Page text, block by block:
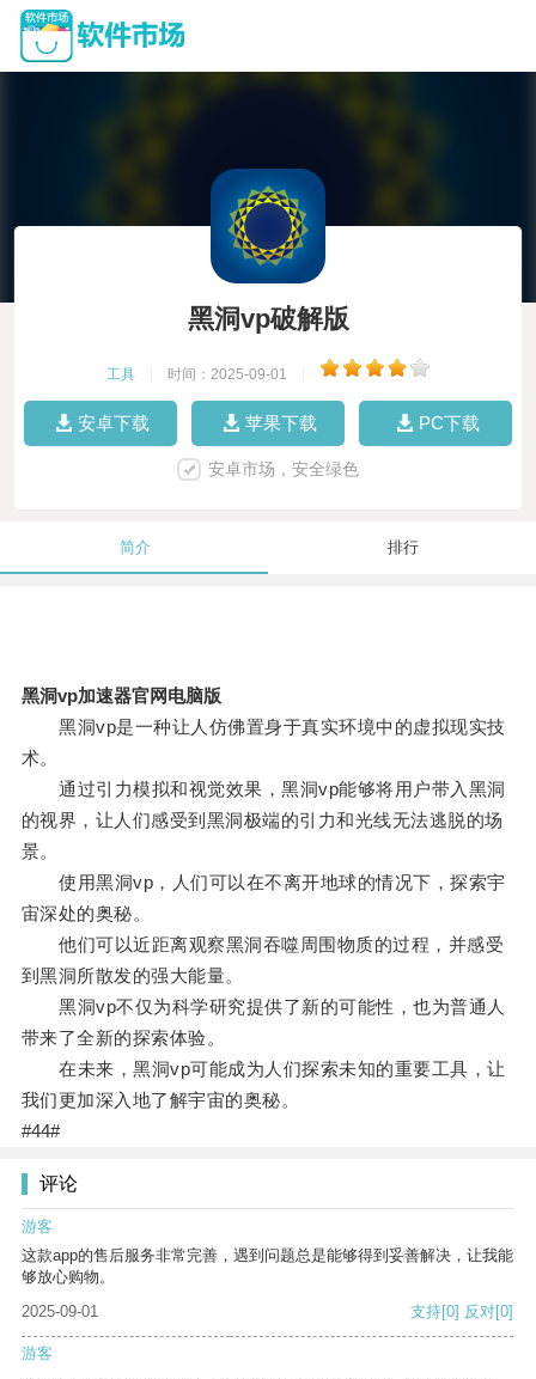
黑洞vp破解版
工具 时间：2025-09-01
安卓下载 苹果下载 PC下载
安卓市场，安全绿色
简介 排行
黑洞vp加速器官网电脑版
黑洞vp是一种让人仿佛置身于真实环境中的虚拟现实技
术。
通过引力模拟和视觉效果，黑洞vp能够将用户带入黑洞
的视界，让人们感受到黑洞极端的引力和光线无法逃脱的场
景。
使用黑洞vp，人们可以在不离开地球的情况下，探索宇
宙深处的奥秘。
他们可以近距离观察黑洞吞噬周围物质的过程，并感受
到黑洞所散发的强大能量。
黑洞vp不仅为科学研究提供了新的可能性，也为普通人
带来了全新的探索体验。
在未来，黑洞vp可能成为人们探索未知的重要工具，让
我们更加深入地了解宇宙的奥秘。
#44#
评论
游客
这款app的售后服务非常完善，遇到问题总是能够得到妥善解决，让我能
够放心购物。
2025-09-01
支持[0] 反对[0]
游客